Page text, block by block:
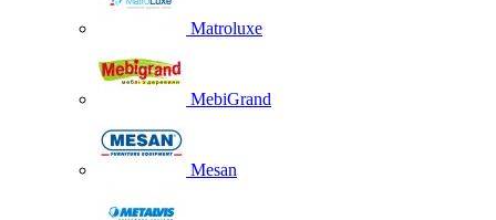
Matroluxe
MebiGrand
Mesan